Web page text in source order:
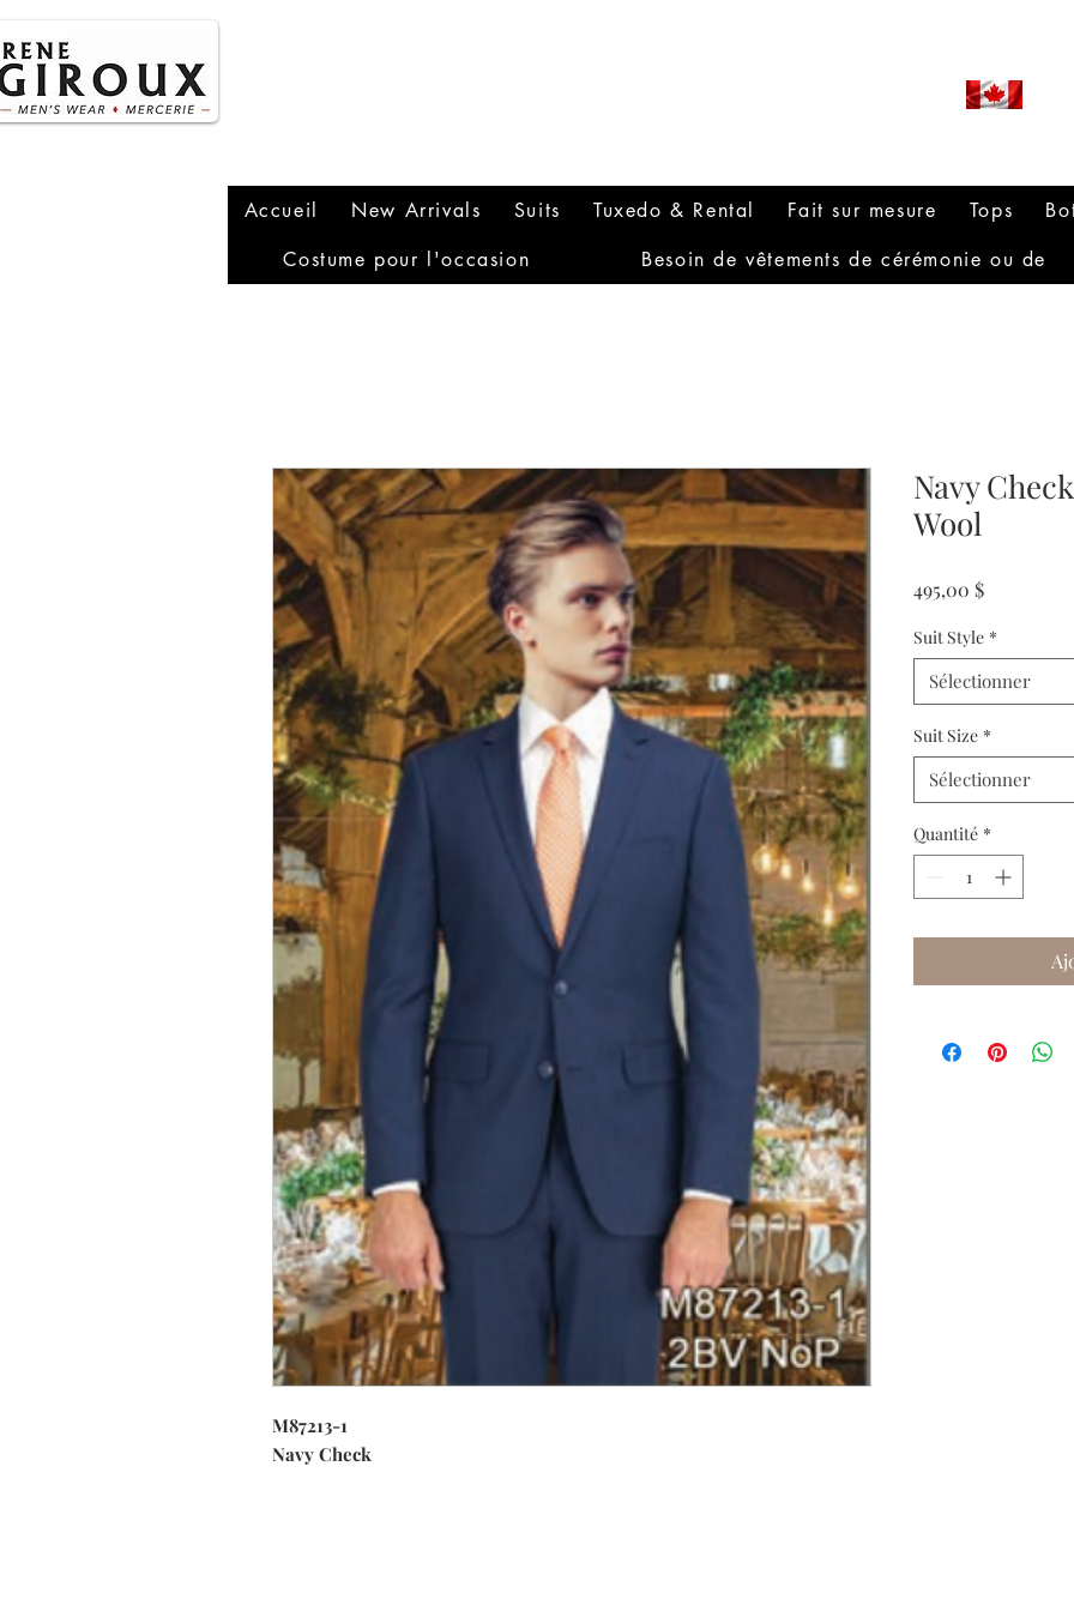
Accueil New Arrivals Suits Tuxedo & Rental Fait sur mesure Tops
Costume pour l'occasion
Besoin de vêtements de cérémonie ou de
M87213-1
Navy Check
Navy
Wool
495,00 $Prix
Suit Style *
Sélectionner
Suit Size *
Sélectionner
Quantité *